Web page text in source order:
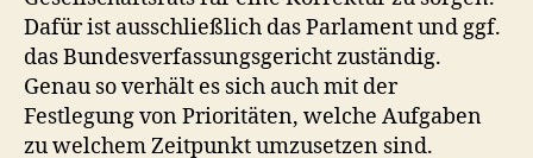
Dafür ist ausschließlich das Parlament und ggf.
das Bundesverfassungsgericht zuständig.
Genau so verhält es sich auch mit der
Festlegung von Prioritäten, welche Aufgaben
zu welchem Zeitpunkt umzusetzen sind.